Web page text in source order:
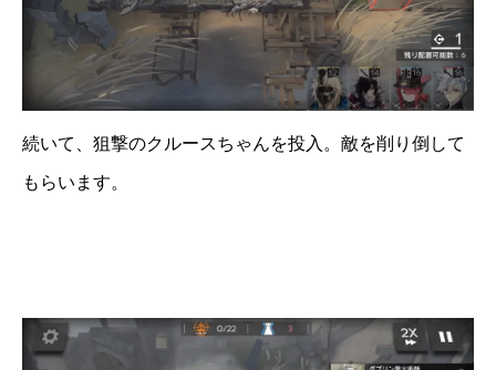
続いて、狙撃のクルースちゃんを投入。敵を削り倒して
もらいます。